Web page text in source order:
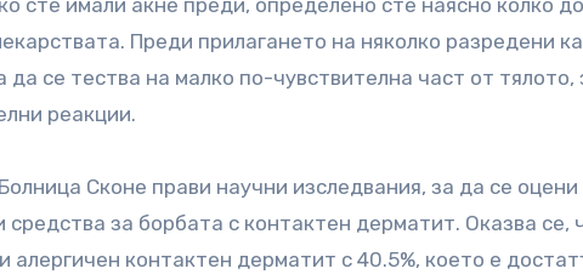
Преди прилагането на няколко разредени
се тества на малко по-чувствителна част от тялото,
реакции.
Сконе прави научни изследвания, за да се оцени
за борбата с контактен дерматит. Оказва се,
алергичен контактен дерматит с 40.5%, което е